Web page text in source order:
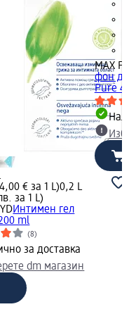
€ за 1 L)0,2 L
за 1 L)
Интимен гел
ml
(8)
за доставка
dm магазин
MAX
фон дьо
Pure